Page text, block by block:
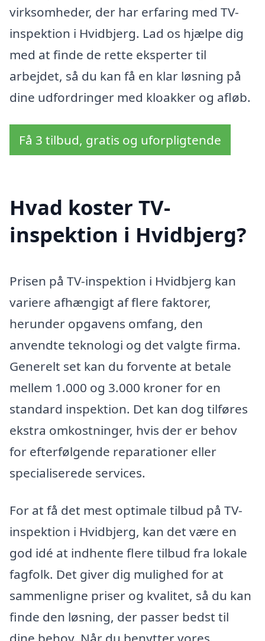
virksomheder, der har erfaring med TV-
inspektion i Hvidbjerg. Lad os hjælpe dig
med at finde de rette eksperter til
arbejdet, så du kan få en klar løsning på
dine udfordringer med kloakker og afløb.
Få 3 tilbud, gratis og uforpligtende
Hvad koster TV-
inspektion i Hvidbjerg?
Prisen på TV-inspektion i Hvidbjerg kan
variere afhængigt af flere faktorer,
herunder opgavens omfang, den
anvendte teknologi og det valgte firma.
Generelt set kan du forvente at betale
mellem 1.000 og 3.000 kroner for en
standard inspektion. Det kan dog tilføres
ekstra omkostninger, hvis der er behov
for efterfølgende reparationer eller
specialiserede services.
For at få det mest optimale tilbud på TV-
inspektion i Hvidbjerg, kan det være en
god idé at indhente flere tilbud fra lokale
fagfolk. Det giver dig mulighed for at
sammenligne priser og kvalitet, så du kan
finde den løsning, der passer bedst til